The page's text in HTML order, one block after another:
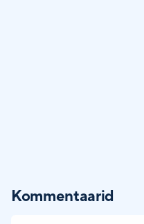
Kommentaarid